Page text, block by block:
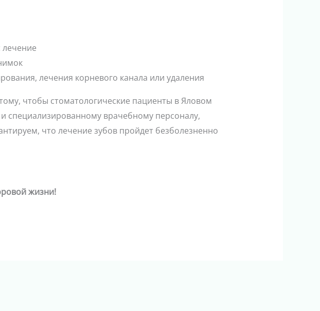
лечения корневого канала или удаления
чтобы стоматологические пациенты в Яловом
специализированному врачебному персоналу,
что лечение зубов пройдет безболезненно
жизни!